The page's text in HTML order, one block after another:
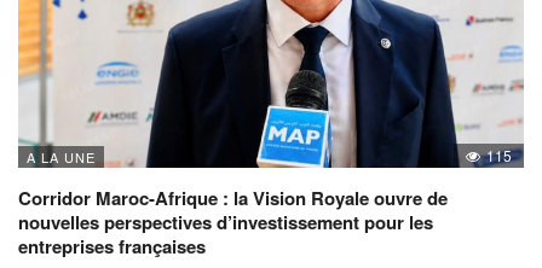
A LA UNE 115
Corridor Maroc-Afrique : la Vision Royale ouvre de
nouvelles perspectives d’investissement pour les
entreprises françaises